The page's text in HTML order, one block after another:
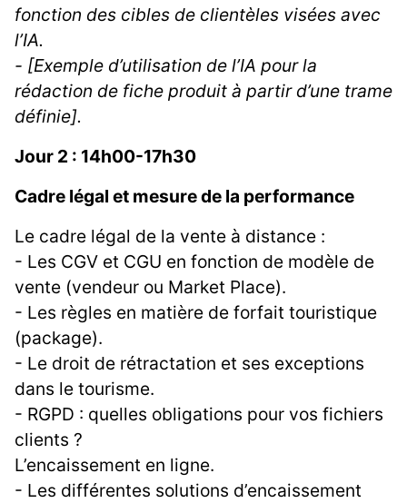
fonction des cibles de clientèles visées avec
l’IA.
- [Exemple d’utilisation de l’IA pour la
rédaction de fiche produit à partir d’une trame
définie].
Jour 2 : 14h00-17h30
Cadre légal et mesure de la performance
Le cadre légal de la vente à distance :
- Les CGV et CGU en fonction de modèle de
vente (vendeur ou Market Place).
- Les règles en matière de forfait touristique
(package).
- Le droit de rétractation et ses exceptions
dans le tourisme.
- RGPD : quelles obligations pour vos fichiers
clients ?
L’encaissement en ligne.
- Les différentes solutions d’encaissement